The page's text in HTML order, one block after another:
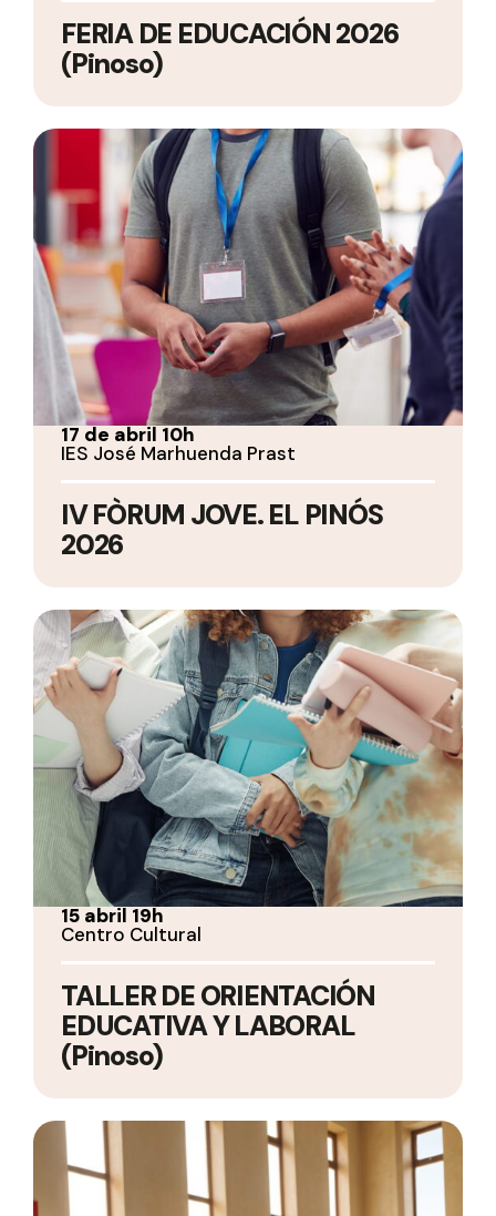
FERIA DE EDUCACIÓN 2026
(Pinoso)
17 de abril 10h
IES José Marhuenda Prast
IV FÒRUM JOVE. EL PINÓS
2026
15 abril 19h
Centro Cultural
TALLER DE ORIENTACIÓN
EDUCATIVA Y LABORAL
(Pinoso)